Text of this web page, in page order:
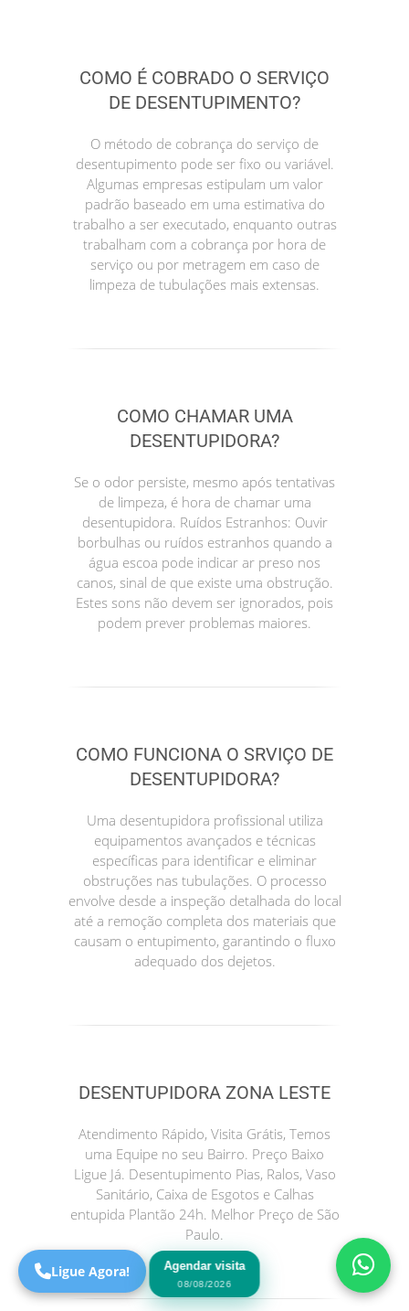
COMO É COBRADO O SERVIÇO
DE DESENTUPIMENTO?
O método de cobrança do serviço de
desentupimento pode ser fixo ou variável.
Algumas empresas estipulam um valor
padrão baseado em uma estimativa do
trabalho a ser executado, enquanto outras
trabalham com a cobrança por hora de
serviço ou por metragem em caso de
limpeza de tubulações mais extensas.
COMO CHAMAR UMA
DESENTUPIDORA?
Se o odor persiste, mesmo após tentativas
de limpeza, é hora de chamar uma
desentupidora. Ruídos Estranhos: Ouvir
borbulhas ou ruídos estranhos quando a
água escoa pode indicar ar preso nos
canos, sinal de que existe uma obstrução.
Estes sons não devem ser ignorados, pois
podem prever problemas maiores.
COMO FUNCIONA O SRVIÇO DE
DESENTUPIDORA?
Uma desentupidora profissional utiliza
equipamentos avançados e técnicas
específicas para identificar e eliminar
obstruções nas tubulações. O processo
envolve desde a inspeção detalhada do local
até a remoção completa dos materiais que
causam o entupimento, garantindo o fluxo
adequado dos dejetos.
DESENTUPIDORA ZONA LESTE
Atendimento Rápido, Visita Grátis, Temos
uma Equipe no seu Bairro. Preço Baixo
Ligue Já. Desentupimento Pias, Ralos, Vaso
Sanitário, Caixa de Esgotos e Calhas
entupida Plantão 24h. Melhor Preço de São
Paulo.
Agendar visita
08/08/2026
São Paulo! Precisa de
ajuda?
Online
Ligue Agora!